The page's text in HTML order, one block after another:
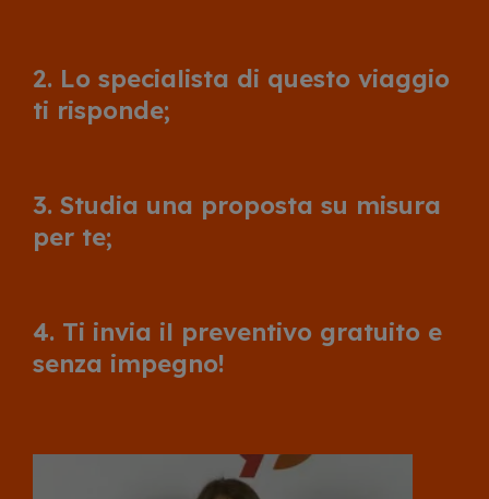
2. Lo specialista di questo viaggio
ti risponde;
3. Studia una proposta su misura
per te;
4. Ti invia il preventivo gratuito e
senza impegno!